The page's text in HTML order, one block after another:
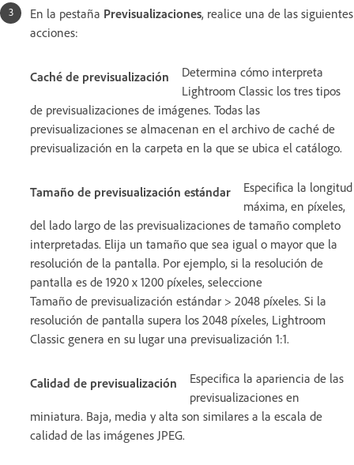
En la pestaña Previsualizaciones, realice una de las siguientes
acciones:
Caché de previsualización
Determina cómo interpreta
Lightroom Classic los tres tipos
de previsualizaciones de imágenes. Todas las
previsualizaciones se almacenan en el archivo de caché de
previsualización en la carpeta en la que se ubica el catálogo.
Tamaño de previsualización estándar
Especifica la longitud
máxima, en píxeles,
del lado largo de las previsualizaciones de tamaño completo
interpretadas. Elija un tamaño que sea igual o mayor que la
resolución de la pantalla. Por ejemplo, si la resolución de
pantalla es de 1920 x 1200 píxeles, seleccione
Tamaño de previsualización estándar > 2048 píxeles. Si la
resolución de pantalla supera los 2048 píxeles, Lightroom
Classic genera en su lugar una previsualización 1:1.
Calidad de previsualización
Especifica la apariencia de las
previsualizaciones en
miniatura. Baja, media y alta son similares a la escala de
calidad de las imágenes JPEG.